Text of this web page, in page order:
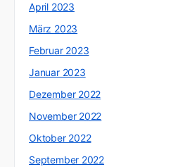
April 2023
März 2023
Februar 2023
Januar 2023
Dezember 2022
November 2022
Oktober 2022
September 2022